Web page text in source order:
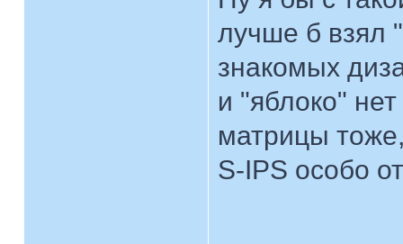
лучше б взял
знакомых
и "яблоко"
матрицы
S-IPS особо